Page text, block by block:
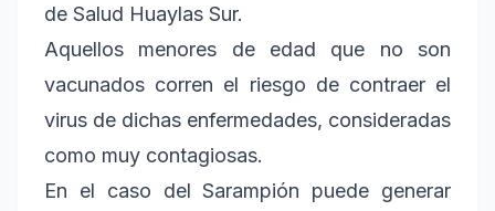
de Salud Huaylas Sur.
Aquellos menores de edad que no son
vacunados corren el riesgo de contraer el
virus de dichas enfermedades, consideradas
como muy contagiosas.
En el caso del Sarampión puede generar